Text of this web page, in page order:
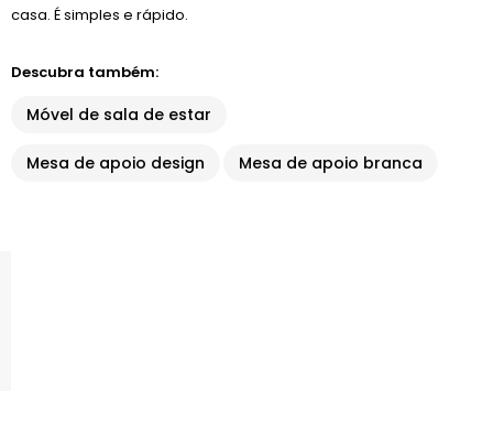
casa. É simples e rápido.
Descubra também:
Móvel de sala de estar
Mesa de apoio design Mesa de apoio branca